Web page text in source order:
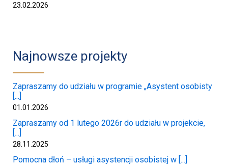
23.02.2026
Najnowsze projekty
Zapraszamy do udziału w programie „Asystent osobisty
[...]
01.01.2026
Zapraszamy od 1 lutego 2026r do udziału w projekcie,
[...]
28.11.2025
Pomocna dłoń – usługi asystencji osobistej w [...]